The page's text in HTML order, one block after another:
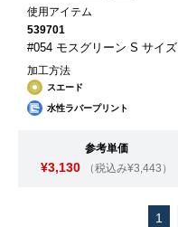
使用アイテム
539701
#054 モスグリーン S サイズ
加工方法
スエード
水性ラバープリント
参考単価
¥3,130 （税込み¥3,443）
1